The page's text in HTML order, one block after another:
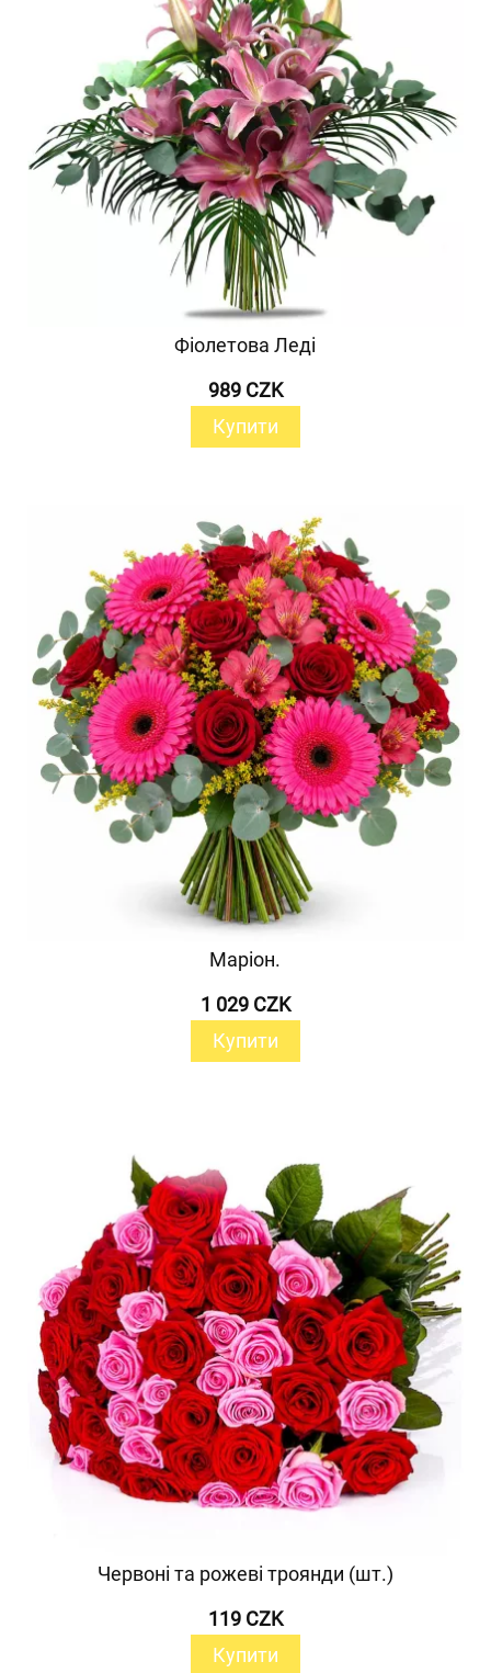
Фіолетова Леді
989 CZK
Купити
Маріон.
1 029 CZK
Купити
Червоні та рожеві троянди (шт.)
119 CZK
Купити